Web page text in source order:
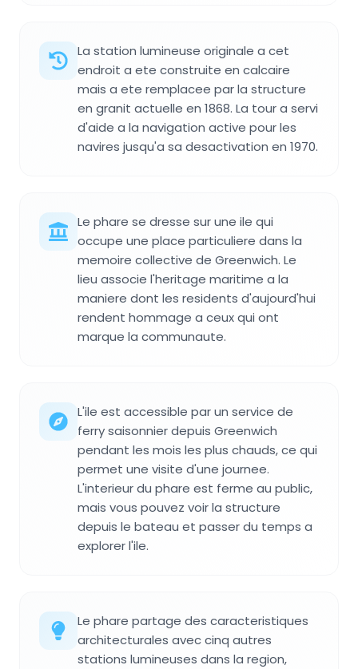
La station lumineuse originale a cet
endroit a ete construite en calcaire
mais a ete remplacee par la structure
en granit actuelle en 1868. La tour a servi
d'aide a la navigation active pour les
navires jusqu'a sa desactivation en 1970.
Le phare se dresse sur une ile qui
occupe une place particuliere dans la
memoire collective de Greenwich. Le
lieu associe l'heritage maritime a la
maniere dont les residents d'aujourd'hui
rendent hommage a ceux qui ont
marque la communaute.
L'ile est accessible par un service de
ferry saisonnier depuis Greenwich
pendant les mois les plus chauds, ce qui
permet une visite d'une journee.
L'interieur du phare est ferme au public,
mais vous pouvez voir la structure
depuis le bateau et passer du temps a
explorer l'ile.
Le phare partage des caracteristiques
architecturales avec cinq autres
stations lumineuses dans la region,